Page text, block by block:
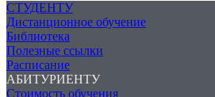
СТУДЕНТУ
Дистанционное обучение
Библиотека
Полезные ссылки
Расписание
АБИТУРИЕНТУ
Стоимость обучения